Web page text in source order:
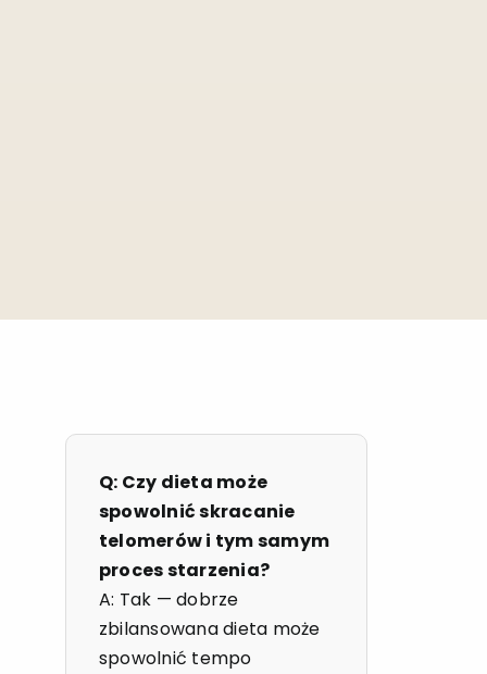
Q: Czy dieta może
spowolnić skracanie
telomerów i tym samym
proces starzenia?
A: Tak — dobrze
zbilansowana dieta może
spowolnić tempo